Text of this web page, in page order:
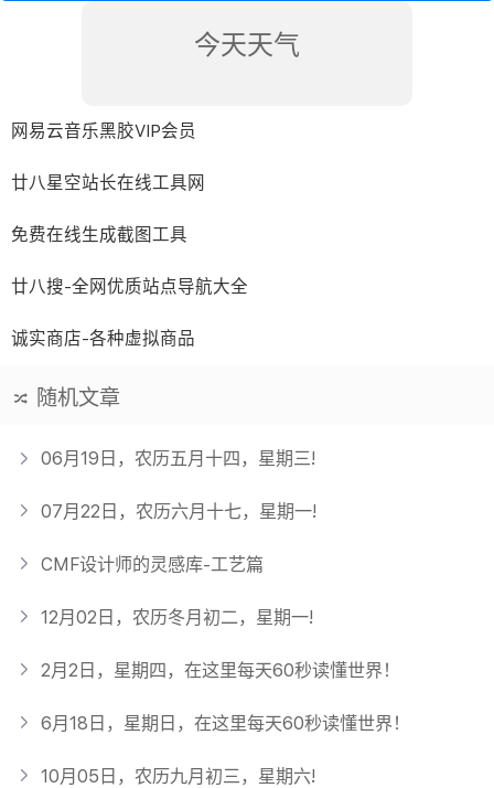
今天天气
网易云音乐黑胶VIP会员
廿八星空站长在线工具网
免费在线生成截图工具
廿八搜-全网优质站点导航大全
诚实商店-各种虚拟商品
随机文章
06月19日，农历五月十四，星期三!
07月22日，农历六月十七，星期一!
CMF设计师的灵感库-工艺篇
12月02日，农历冬月初二，星期一!
2月2日，星期四，在这里每天60秒读懂世界！
6月18日，星期日，在这里每天60秒读懂世界！
10月05日，农历九月初三，星期六!